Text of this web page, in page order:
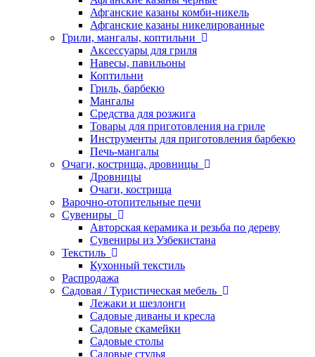
Афганские казаны комби-никель
Афганские казаны никелированные
Грили, мангалы, коптильни
Аксессуары для гриля
Навесы, павильоны
Коптильни
Гриль, барбекю
Мангалы
Средства для розжига
Товары для приготовления на гриле
Инструменты для приготовления барбекю
Печь-мангалы
Очаги, кострища, дровницы
Дровницы
Очаги, кострища
Варочно-отопительные печи
Сувениры
Авторская керамика и резьба по дереву
Сувениры из Узбекистана
Текстиль
Кухонный текстиль
Распродажа
Садовая / Туристическая мебель
Лежаки и шезлонги
Садовые диваны и кресла
Садовые скамейки
Садовые столы
Садовые стулья